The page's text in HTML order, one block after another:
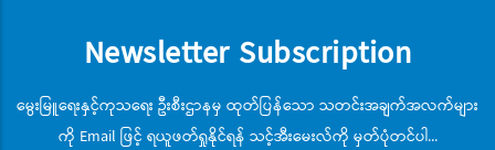
Newsletter Subscription
မွေးမြူရေးနှင့်ကုသရေး ဦးစီးဌာနမှ ထုတ်ပြန်သော သတင်းအချက်အလက်များ
ကို Email ဖြင့် ရယူဖတ်ရှုနိုင်ရန် သင့်အီးမေးလ်ကို မှတ်ပုံတင်ပါ...